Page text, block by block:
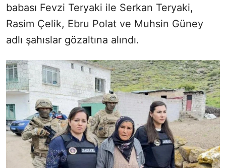
babası Fevzi Teryaki ile Serkan Teryaki,
Rasim Çelik, Ebru Polat ve Muhsin Güney
adlı şahıslar gözaltına alındı.